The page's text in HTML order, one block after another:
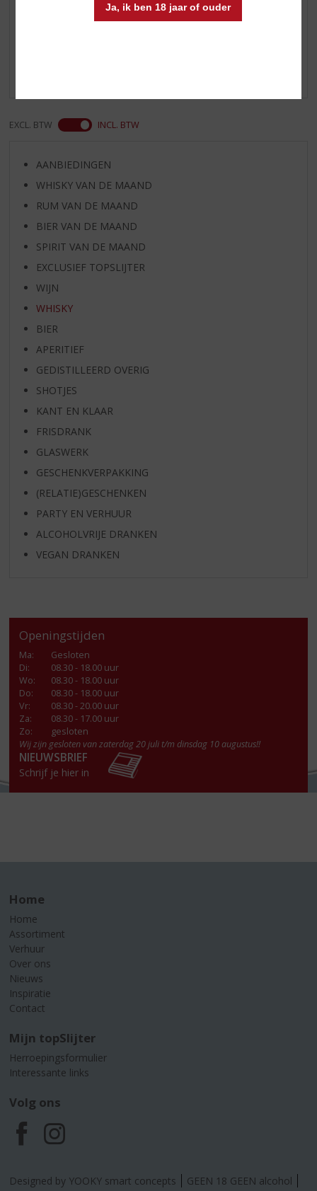
Ja, ik ben 18 jaar of ouder
Reviews
EXCL. BTW INCL. BTW
AANBIEDINGEN
WHISKY VAN DE MAAND
RUM VAN DE MAAND
BIER VAN DE MAAND
SPIRIT VAN DE MAAND
EXCLUSIEF TOPSLIJTER
WIJN
WHISKY
BIER
APERITIEF
GEDISTILLEERD OVERIG
SHOTJES
KANT EN KLAAR
FRISDRANK
GLASWERK
GESCHENKVERPAKKING
(RELATIE)GESCHENKEN
PARTY EN VERHUUR
ALCOHOLVRIJE DRANKEN
VEGAN DRANKEN
Openingstijden
Ma:
Gesloten
Di:
08.30 - 18.00 uur
Wo:
08.30 - 18.00 uur
Do:
08.30 - 18.00 uur
Vr:
08.30 - 20.00 uur
Za:
08.30 - 17.00 uur
Zo:
gesloten
Wij zijn gesloten van zaterdag 20 juli t/m dinsdag 10 augustus!!
NIEUWSBRIEF
Schrijf je hier in
Home
Home
Assortiment
Verhuur
Over ons
Nieuws
Inspiratie
Contact
Mijn topSlijter
Herroepingsformulier
Interessante links
Volg ons
F
a
I
n
Designed by YOOKY smart concepts GEEN 18 GEEN alcohol